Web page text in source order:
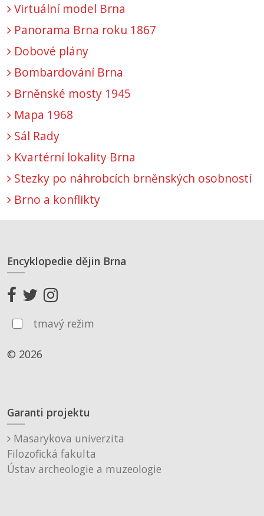
Virtuální model Brna
Panorama Brna roku 1867
Dobové plány
Bombardování Brna
Brněnské mosty 1945
Mapa 1968
Sál Rady
Kvartérní lokality Brna
Stezky po náhrobcích brněnských osobností
Brno a konflikty
Encyklopedie dějin Brna
tmavý režim
© 2026
Garanti projektu
Masarykova univerzita
Filozofická fakulta
Ústav archeologie a muzeologie